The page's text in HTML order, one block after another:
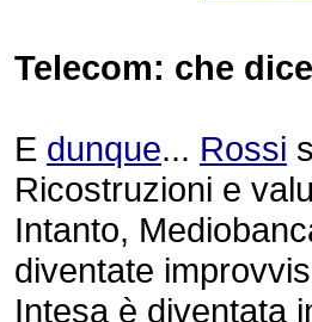
Telecom: che
E dunque... Rossi
Ricostruzioni e
Intanto,
diventate
Intesa è diventata